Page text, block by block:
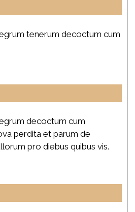
tenerum decoctum cum
decoctum cum
perdita et parum de
pro diebus quibus vis.